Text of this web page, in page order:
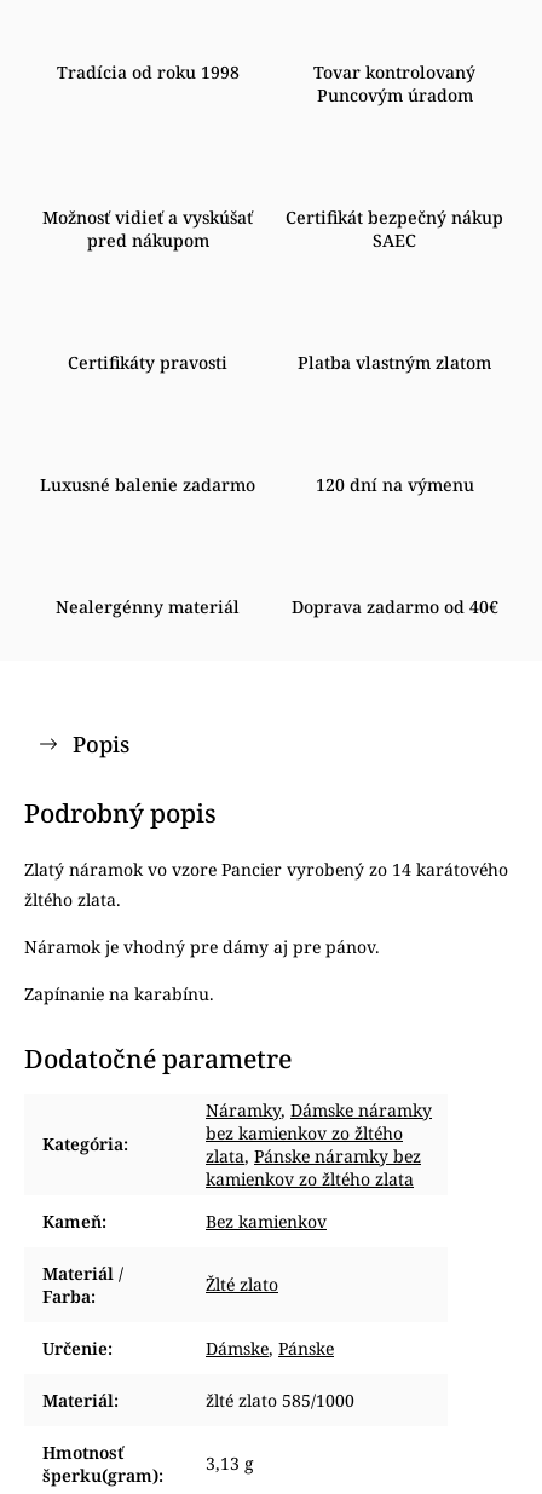
Tradícia od roku 1998
Tovar kontrolovaný
Puncovým úradom
Možnosť vidieť a vyskúšať
pred nákupom
Certifikát bezpečný nákup
SAEC
Certifikáty pravosti Platba vlastným zlatom
Luxusné balenie zadarmo 120 dní na výmenu
Nealergénny materiál Doprava zadarmo od 40€
Popis
Podrobný popis
Zlatý náramok vo vzore Pancier vyrobený zo 14 karátového
žltého zlata.
Náramok je vhodný pre dámy aj pre pánov.
Zapínanie na karabínu.
Dodatočné parametre
Kategória:
Náramky, Dámske náramky
bez kamienkov zo žltého
zlata, Pánske náramky bez
kamienkov zo žltého zlata
Kameň: Bez kamienkov
Materiál /
Farba:
Žlté zlato
Určenie: Dámske, Pánske
Materiál: žlté zlato 585/1000
Hmotnosť
šperku(gram):
3,13 g